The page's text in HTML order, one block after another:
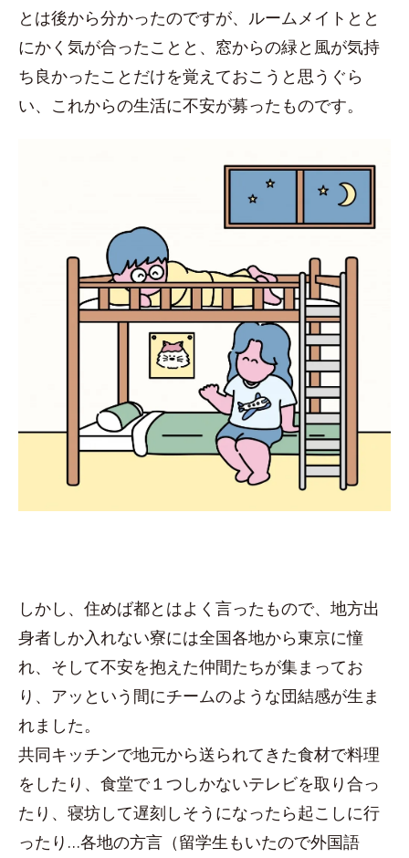
とは後から分かったのですが、ルームメイトとと
にかく気が合ったことと、窓からの緑と風が気持
ち良かったことだけを覚えておこうと思うぐら
い、これからの生活に不安が募ったものです。
しかし、住めば都とはよく言ったもので、地方出
身者しか入れない寮には全国各地から東京に憧
れ、そして不安を抱えた仲間たちが集まってお
り、アッという間にチームのような団結感が生ま
れました。
共同キッチンで地元から送られてきた食材で料理
をしたり、食堂で１つしかないテレビを取り合っ
たり、寝坊して遅刻しそうになったら起こしに行
ったり…各地の方言（留学生もいたので外国語